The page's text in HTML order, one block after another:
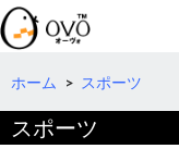
検
索
コ
テ
へ
ホーム > スポーツ
スポーツ